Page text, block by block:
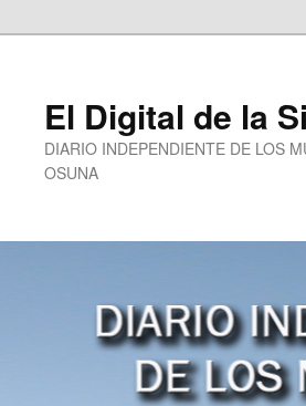
El Digital de la
DIARIO INDEPENDIENTE DE LOS
OSUNA